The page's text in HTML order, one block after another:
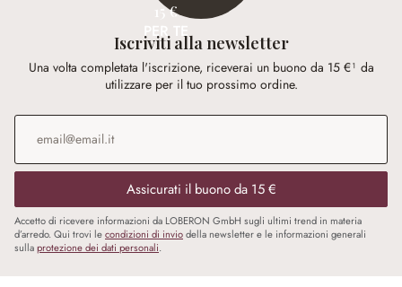
15 €
PER TE
Iscriviti alla newsletter
Una volta completata l'iscrizione, riceverai un buono da 15 €¹ da
utilizzare per il tuo prossimo ordine.
Indirizzo e-mail
Assicurati il buono da 15 €
Accetto di ricevere informazioni da LOBERON GmbH sugli ultimi trend in materia
d’arredo. Qui trovi lecondizioni di inviodella newsletter e le informazioni generali
sullaprotezione dei dati personali.